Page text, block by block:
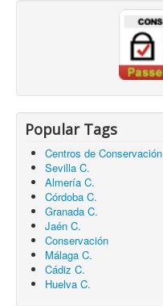
Popular Tags
Centros de Conservación
Sevilla C.
Almería C.
Córdoba C.
Granada C.
Jaén C.
Conservación
Málaga C.
Cádiz C.
Huelva C.